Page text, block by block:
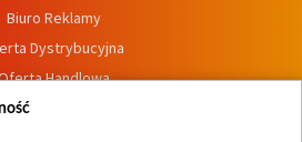
Biuro Reklamy
Dystrybucyjna
Handlowa
Dostępność